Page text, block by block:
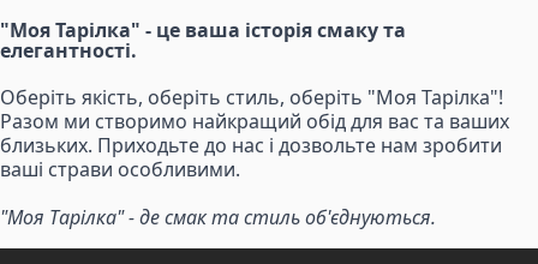
"Моя Тарілка" - це ваша історія смаку та
елегантності.
Оберіть якість, оберіть стиль, оберіть "Моя Тарілка"!
Разом ми створимо найкращий обід для вас та ваших
близьких. Приходьте до нас і дозвольте нам зробити
ваші страви особливими.
"Моя Тарілка" - де смак та стиль об'єднуються.